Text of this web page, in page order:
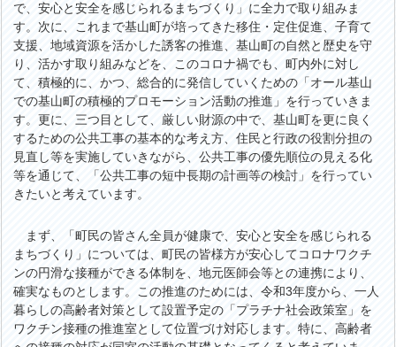
で、安心と安全を感じられるまちづくり」に全力で取り組みま
す。次に、これまで基山町が培ってきた移住・定住促進、子育て
支援、地域資源を活かした誘客の推進、基山町の自然と歴史を守
り、活かす取り組みなどを、このコロナ禍でも、町内外に対し
て、積極的に、かつ、総合的に発信していくための「オール基山
での基山町の積極的プロモーション活動の推進」を行っていきま
す。更に、三つ目として、厳しい財源の中で、基山町を更に良く
するための公共工事の基本的な考え方、住民と行政の役割分担の
見直し等を実施していきながら、公共工事の優先順位の見える化
等を通じて、「公共工事の短中長期の計画等の検討」を行ってい
きたいと考えています。
まず、「町民の皆さん全員が健康で、安心と安全を感じられる
まちづくり」については、町民の皆様方が安心してコロナワクチ
ンの円滑な接種ができる体制を、地元医師会等との連携により、
確実なものとします。この推進のためには、令和3年度から、一人
暮らしの高齢者対策として設置予定の「プラチナ社会政策室」を
ワクチン接種の推進室として位置づけ対応します。特に、高齢者